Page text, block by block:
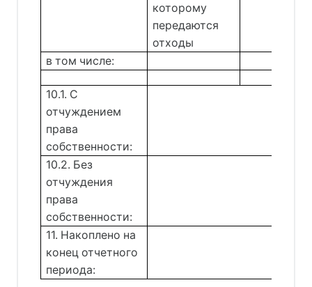
которому
передаются
отходы
в том числе:
10.1. С
отчуждением
права
собственности:
10.2. Без
отчуждения
права
собственности:
11. Накоплено на
конец отчетного
периода: